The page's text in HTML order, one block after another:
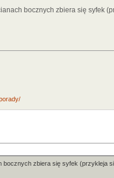
bocznych zbiera się syfek
zbiera się syfek (przykleja